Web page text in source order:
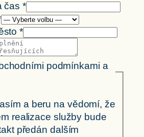
čas *
*
podmínkami a
a beru na vědomí, že
realizace služby bude
předán dalším